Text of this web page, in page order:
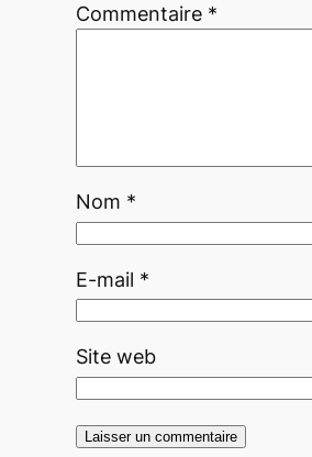
Commentaire *
Nom *
E-mail *
Site web